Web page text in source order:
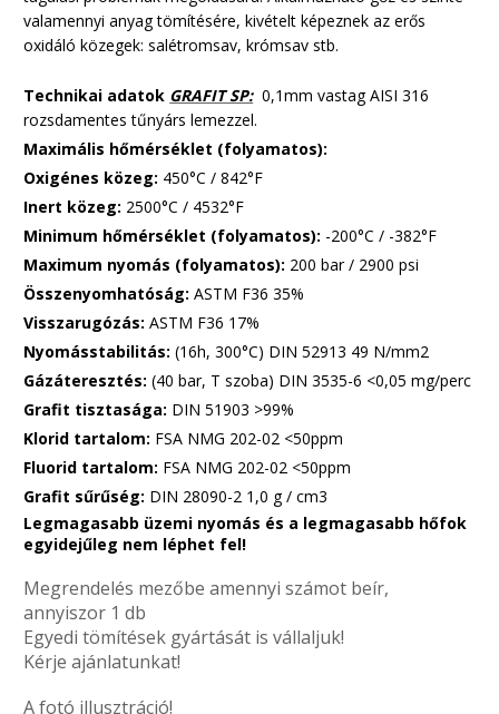
valamennyi anyag tömítésére, kivételt képeznek az erős
oxidáló közegek: salétromsav, krómsav stb.
Technikai adatok GRAFIT SP: 0,1mm vastag AISI 316
rozsdamentes tűnyárs lemezzel.
Maximális hőmérséklet (folyamatos):
Oxigénes közeg: 450°C / 842°F
Inert közeg: 2500°C / 4532°F
Minimum hőmérséklet (folyamatos): -200°C / -382°F
Maximum nyomás (folyamatos): 200 bar / 2900 psi
Összenyomhatóság:ASTM F36 35%
Visszarugózás:ASTM F36 17%
Nyomásstabilitás:(16h, 300°C) DIN 52913 49 N/mm2
Gázáteresztés:(40 bar, T szoba) DIN 3535-6 <0,05 mg/perc
Grafit tisztasága: DIN 51903 >99%
Klorid tartalom: FSA NMG 202-02 <50ppm
Fluorid tartalom: FSA NMG 202-02 <50ppm
Grafit sűrűség: DIN 28090-2 1,0 g / cm3
Legmagasabb üzemi nyomás és a legmagasabb hőfok
egyidejűleg nem léphet fel!
Megrendelés mezőbe amennyi számot beír,
annyiszor 1 db
Egyedi tömítések gyártását is vállaljuk!
Kérje ajánlatunkat!
A fotó illusztráció!